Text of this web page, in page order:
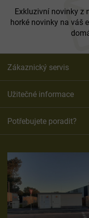
Exkluzivní novinky z
horké novinky na váš
Zákaznický servis
Užitečné informace
Potřebujete poradit?